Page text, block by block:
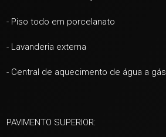
- Piso todo em porcelanato
- Lavanderia externa
- Central de aquecimento de água a gás
PAVIMENTO SUPERIOR: